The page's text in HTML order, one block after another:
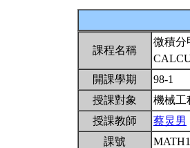
課程名稱
微積分
開課學期
98-1
授課對象
機械工
授課教師
蔡炅男
課號